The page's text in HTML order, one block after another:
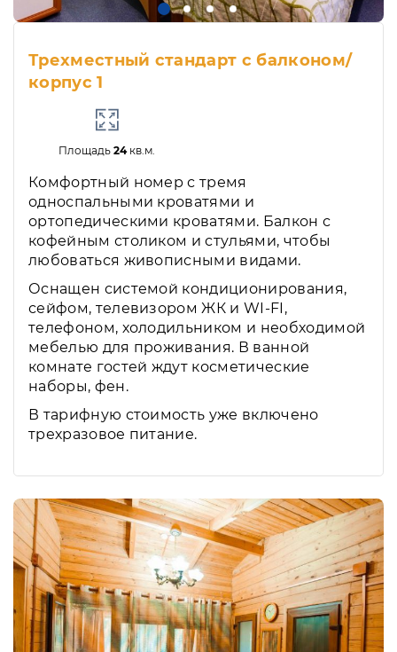
Трехместный стандарт с балконом/
корпус 1
Площадь24кв.м.
Комфортный номер с тремя
односпальными кроватями и
ортопедическими кроватями. Балкон с
кофейным столиком и стульями, чтобы
любоваться живописными видами.
Оснащен системой кондиционирования,
сейфом, телевизором ЖК и WI-FI,
телефоном, холодильником и необходимой
мебелью для проживания. В ванной
комнате гостей ждут косметические
наборы, фен.
В тарифную стоимость уже включено
трехразовое питание.